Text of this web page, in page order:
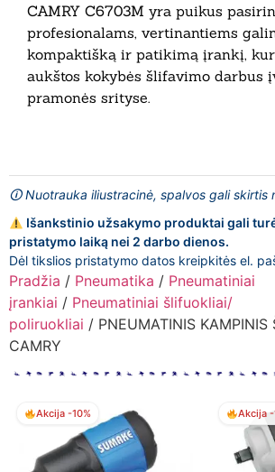
CAMRY C6703M yra puikus
profesionalams, vertinantiems
kompaktišką ir patikimą įrankį,
aukštos kokybės šlifavimo darbus
pramonės srityse.
🛈 Nuotrauka iliustracinė, spalvos gali skirtis
Išankstinio užsakymo produktai gali
pristatymo laiką nei 2 darbo dienos.
Dėl tikslios pristatymo datos kreipkitės el.
Pradžia / Pneumatika / Pneumatiniai
įrankiai / Pneumatiniai šlifuokliai/
poliruokliai / PNEUMATINIS KAMPINIS
CAMRY
Akcija -10% Akcija -